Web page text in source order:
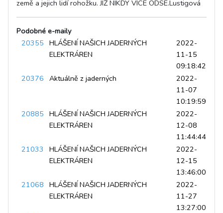
země a jejich lidí rohožku. JIŽ NIKDY VÍCE ODSE.Lustigová
Podobné e-maily
20355 HLÁŠENÍ NAŠICH JADERNÝCH
ELEKTRÁREN
2022-
11-15
09:18:42
20376 Aktuálně z jaderných
2022-
11-07
10:19:59
20885 HLÁŠENÍ NAŠICH JADERNÝCH
ELEKTRÁREN
2022-
12-08
11:44:44
21033
HLÁŠENÍ NAŠICH JADERNÝCH
ELEKTRÁREN
2022-
12-15
13:46:00
21068 HLÁŠENÍ NAŠICH JADERNÝCH
ELEKTRÁREN
2022-
11-27
13:27:00